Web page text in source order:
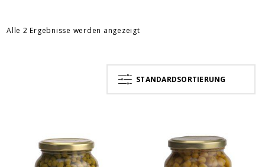
Alle 2 Ergebnisse werden angezeigt
STANDARDSORTIERUNG